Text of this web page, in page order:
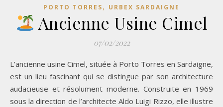
PORTO TORRES, URBEX SARDAIGNE
Ancienne Usine Cimel
07/02/2022
L’ancienne usine Cimel, située à Porto Torres en Sardaigne,
est un lieu fascinant qui se distingue par son architecture
audacieuse et résolument moderne. Construite en 1969
sous la direction de l’architecte Aldo Luigi Rizzo, elle illustre